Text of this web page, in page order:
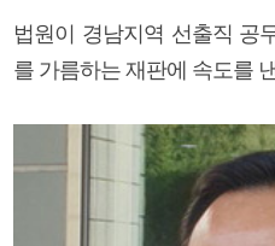
법원이 경남지역 선출직 공
를 가름하는 재판에 속도를